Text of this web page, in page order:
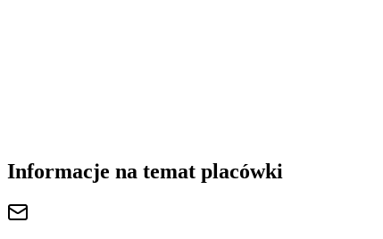
Informacje na temat placówki